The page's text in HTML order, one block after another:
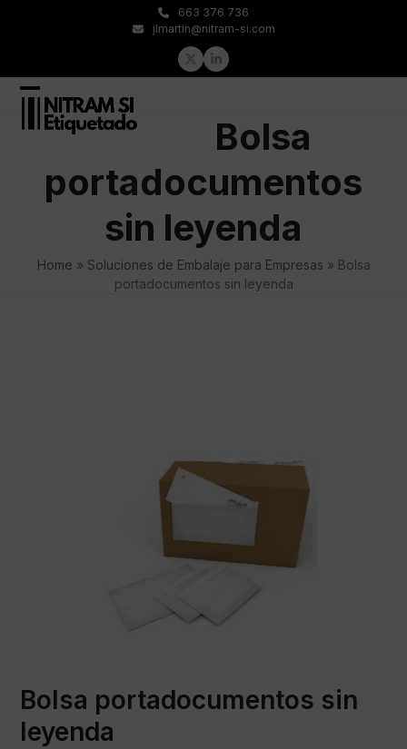
663 376 736
jlmartin@nitram-si.com
TwitterLinkedIn
Open
mobile
Close
mobile
Bolsa
portadocumentos
sin leyenda
Home » Soluciones de Embalaje para Empresas » Bolsa
portadocumentos sin leyenda
Bolsa portadocumentos sin
leyenda